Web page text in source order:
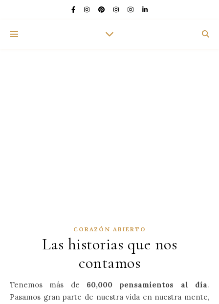
CORAZÓN ABIERTO
Las historias que nos
contamos
Tenemos más de 60,000 pensamientos al día.
Pasamos gran parte de nuestra vida en nuestra mente,